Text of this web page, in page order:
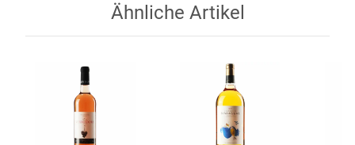
Ähnliche Artikel